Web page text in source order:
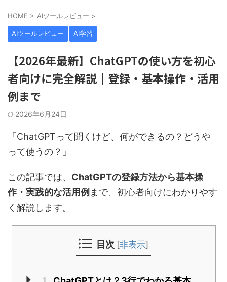
HOME > AIツールレビュー >
AIツールレビュー AI学習
【2026年最新】ChatGPTの使い方を初心
者向けに完全解説｜登録・基本操作・活用
例まで
2026年6月24日
「ChatGPTって聞くけど、何ができるの？どうや
って使うの？」
この記事では、 ChatGPTの登録方法から基本操
作・実践的な活用例 まで、初心者向けにわかりやす
く解説します。
目次 [非表示]